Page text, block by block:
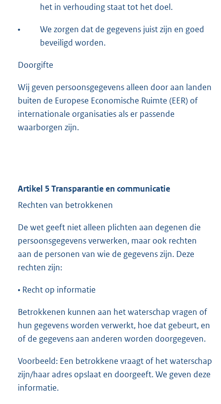
het in verhouding staat tot het doel.
•
We zorgen dat de gegevens juist zijn en goed
beveiligd worden.
Doorgifte
Wij geven persoonsgegevens alleen door aan landen
buiten de Europese Economische Ruimte (EER) of
internationale organisaties als er passende
waarborgen zijn.
Artikel 5 Transparantie en communicatie
Rechten van betrokkenen
De wet geeft niet alleen plichten aan degenen die
persoonsgegevens verwerken, maar ook rechten
aan de personen van wie de gegevens zijn. Deze
rechten zijn:
• Recht op informatie
Betrokkenen kunnen aan het waterschap vragen of
hun gegevens worden verwerkt, hoe dat gebeurt, en
of de gegevens aan anderen worden doorgegeven.
Voorbeeld: Een betrokkene vraagt of het waterschap
zijn/haar adres opslaat en doorgeeft. We geven deze
informatie.